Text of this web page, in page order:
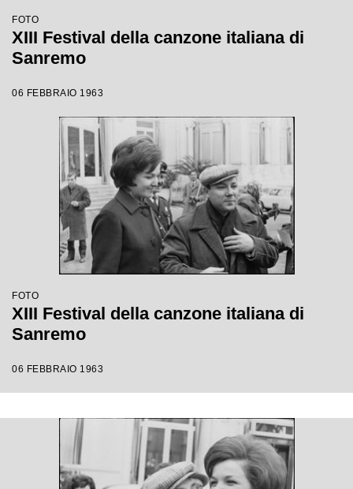
FOTO
XIII Festival della canzone italiana di
Sanremo
06 FEBBRAIO 1963
FOTO
XIII Festival della canzone italiana di
Sanremo
06 FEBBRAIO 1963